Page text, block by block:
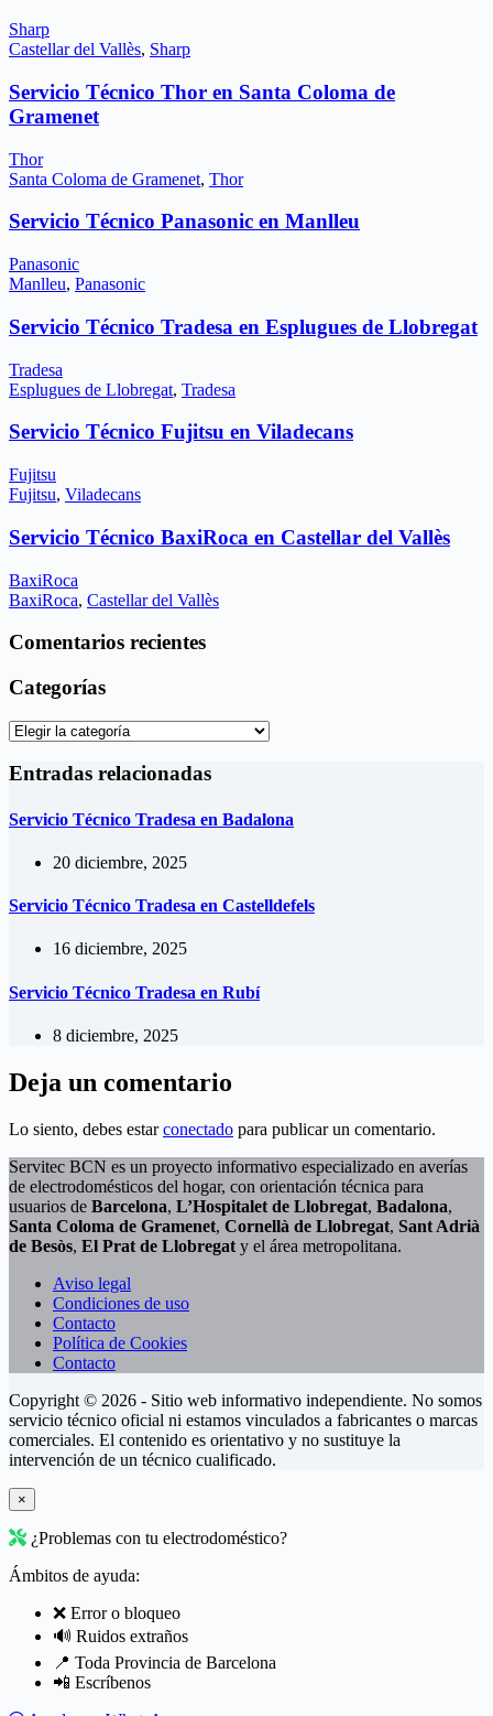
Sharp
Castellar del Vallès, Sharp
Servicio Técnico Thor en Santa Coloma de
Gramenet
Thor
Santa Coloma de Gramenet, Thor
Servicio Técnico Panasonic en Manlleu
Panasonic
Manlleu, Panasonic
Servicio Técnico Tradesa en Esplugues de Llobregat
Tradesa
Esplugues de Llobregat, Tradesa
Servicio Técnico Fujitsu en Viladecans
Fujitsu
Fujitsu, Viladecans
Servicio Técnico BaxiRoca en Castellar del Vallès
BaxiRoca
BaxiRoca, Castellar del Vallès
Comentarios recientes
Categorías
Categorías
Entradas relacionadas
Servicio Técnico Tradesa en Badalona
20 diciembre, 2025
Servicio Técnico Tradesa en Castelldefels
16 diciembre, 2025
Servicio Técnico Tradesa en Rubí
8 diciembre, 2025
Deja un comentario
Lo siento, debes estarconectado para publicar un comentario.
Servitec BCN es un proyecto informativo especializado en averías
de electrodomésticos del hogar, con orientación técnica para
usuarios de Barcelona, L’Hospitalet de Llobregat, Badalona,
Santa Coloma de Gramenet, Cornellà de Llobregat, Sant Adrià
de Besòs, El Prat de Llobregat y el área metropolitana.
Aviso legal
Condiciones de uso
Contacto
Política de Cookies
Contacto
Copyright © 2026 - Sitio web informativo independiente. No somos
servicio técnico oficial ni estamos vinculados a fabricantes o marcas
comerciales. El contenido es orientativo y no sustituye la
intervención de un técnico cualificado.
×
¿Problemas con tu electrodoméstico?
Ámbitos de ayuda:
❌ Error o bloqueo
🔊 Ruidos extraños
📍 Toda Provincia de Barcelona
📲 Escríbenos